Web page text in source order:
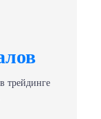
трейдинге